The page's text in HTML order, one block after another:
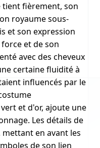
tient fièrement, son
royaume sous-
et son expression
et de son
avec des cheveux
certaine fluidité à
influencés par le
et d'or, ajoute une
Les détails de
en avant les
de son lien